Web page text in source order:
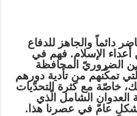
دائماً والجاهز للدفاع
الإسلام. فهم في
من الضروريّ المحافظة
الّتي تمكّنهم من تأدية دورهم
خاصّة مع كثرة التحدّيات
العدوان الشامل الّذي
عامّ في عصرنا هذا.